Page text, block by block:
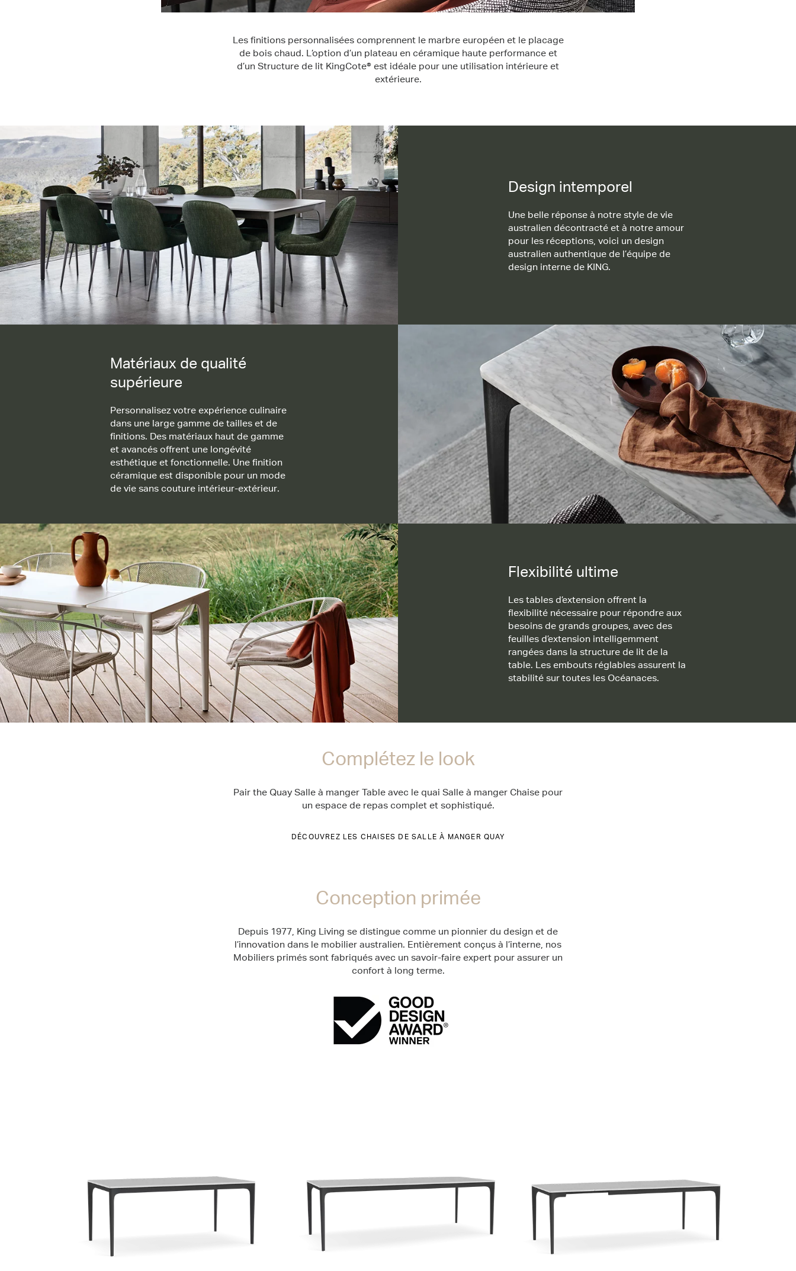
Les finitions personnalisées comprennent le marbre européen et le placage
de bois chaud. L’option d’un plateau en céramique haute performance et
d’un Structure de lit KingCote® est idéale pour une utilisation intérieure et
extérieure.
Design intemporel
Une belle réponse à notre style de vie
australien décontracté et à notre amour
pour les réceptions, voici un design
australien authentique de l’équipe de
design interne de KING.
Matériaux de qualité
supérieure
Personnalisez votre expérience culinaire
dans une large gamme de tailles et de
finitions. Des matériaux haut de gamme
et avancés offrent une longévité
esthétique et fonctionnelle. Une finition
céramique est disponible pour un mode
de vie sans couture intérieur-extérieur.
Flexibilité ultime
Flexibilité ultime
Les tables d’extension offrent la
flexibilité nécessaire pour répondre aux
besoins de grands groupes, avec des
feuilles d’extension intelligemment
rangées dans la structure de lit de la
table. Les embouts réglables assurent la
stabilité sur toutes les Océanaces.
Complétez le look
Pair the Quay Salle à manger Table avec le quai Salle à manger Chaise pour
un espace de repas complet et sophistiqué.
DÉCOUVREZ LES CHAISES DE SALLE À MANGER QUAY
Conception primée
Depuis 1977, King Living se distingue comme un pionnier du design et de
l’innovation dans le mobilier australien. Entièrement conçus à l’interne, nos
Mobiliers primés sont fabriqués avec un savoir-faire expert pour assurer un
confort à long terme.